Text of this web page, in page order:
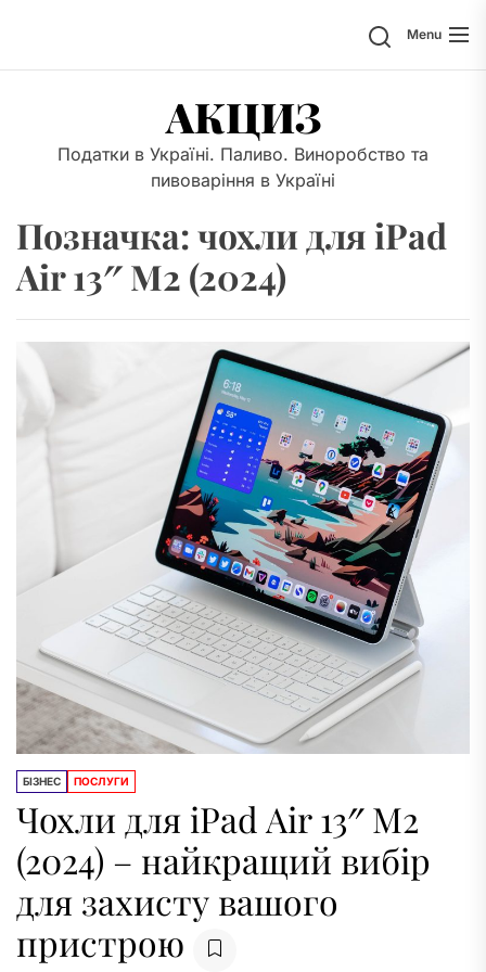
the
SearchMenu
АКЦИЗ
Податки в Україні. Паливо. Виноробство та
пивоваріння в Україні
Позначка:чохли для iPad
Air 13″ M2 (2024)
БІЗНЕС ПОСЛУГИ
Чохли для iPad Air 13″ M2
(2024) – найкращий вибір
для захисту вашого
пристрою